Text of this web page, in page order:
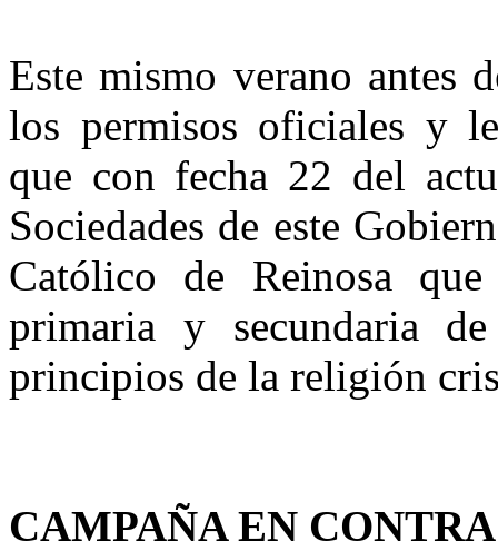
Este mismo verano antes
los permisos oficiales y
que con fecha 22 del
Sociedades de este
Católico de Reinosa
primaria y secundaria
principios de la religión
CAMPAÑA EN CONTRA